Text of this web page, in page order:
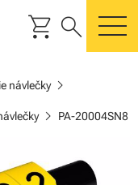
shopping_cart search
návlečkychevron_right
chevron_right PA-20004SN8